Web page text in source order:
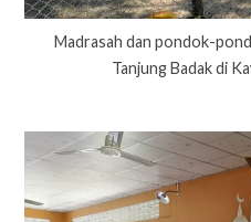
Madrasah dan pondok-
Tanjung Badak di